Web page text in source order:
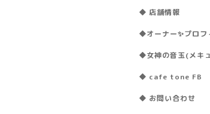
◆ 店舗情報
◆オーナー✨プロフ
◆女神の音玉(メキュ
◆ cafe tone FB
◆ お問い合わせ